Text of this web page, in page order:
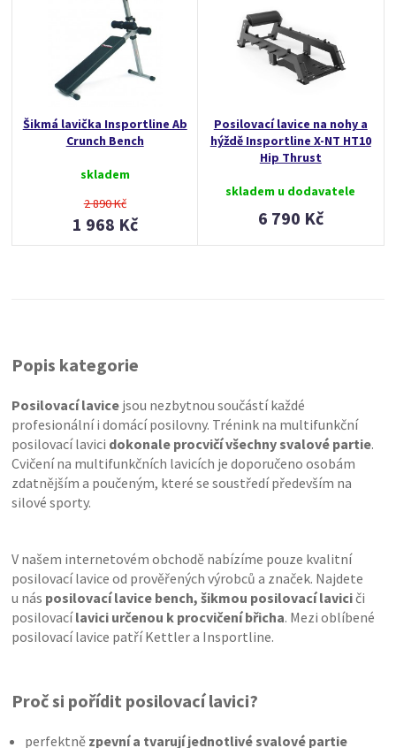
Šikmá lavička Insportline Ab
Crunch Bench
skladem
2 890 Kč
1 968 Kč
Posilovací lavice na nohy a
hýždě Insportline X-NT HT10
Hip Thrust
skladem u dodavatele
6 790 Kč
Popis kategorie
Posilovací lavice jsou nezbytnou součástí každé
profesionální i domácí posilovny. Trénink na multifunkční
posilovací lavici dokonale procvičí všechny svalové partie.
Cvičení na multifunkčních lavicích je doporučeno osobám
zdatnějším a poučeným, které se soustředí především na
silové sporty.
V našem internetovém obchodě nabízíme pouze kvalitní
posilovací lavice od prověřených výrobců a značek. Najdete
u nás posilovací lavice bench, šikmou posilovací laviciči
posilovacílavici určenou k procvičení břicha. Mezi oblíbené
posilovací lavice patří Kettler a Insportline.
Proč si pořídit posilovací lavici?
perfektně zpevní a tvarují jednotlivé svalové partie